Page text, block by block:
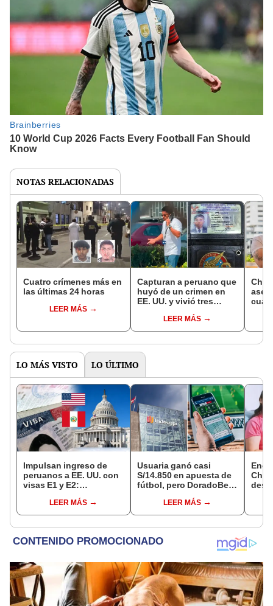
NOTAS RELACIONADAS
Cuatro crímenes más en
las últimas 24 horas
LEER MÁS
Capturan a peruano que
huyó de un crimen en
EE. UU. y vivió tres
falsa de oficial FAP: será
extraditado
LEER MÁS
Chef
LO MÁS VISTO LO ÚLTIMO
Impulsan ingreso de
peruanos a EE. UU. con
visas E1 y E2:
pymes serían los más
beneficiados
LEER MÁS
Usuaria ganó casi
S/14.850 en apuesta de
fútbol, pero DoradoBet
Indecopi multó a la
empresa con más de S/
LEER MÁS